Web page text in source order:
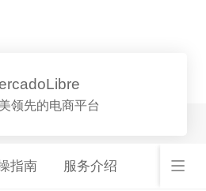
领先的电商平台
指南 服务介绍